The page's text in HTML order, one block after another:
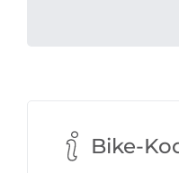
Bike-